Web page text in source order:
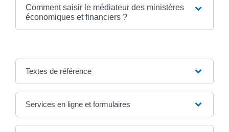
Comment saisir le médiateur des ministères
économiques et financiers ?
Textes de référence
Services en ligne et formulaires